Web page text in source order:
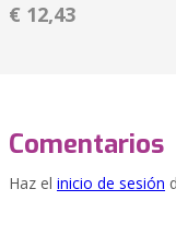
€ 12,43
Comentarios
Haz el inicio de sesión